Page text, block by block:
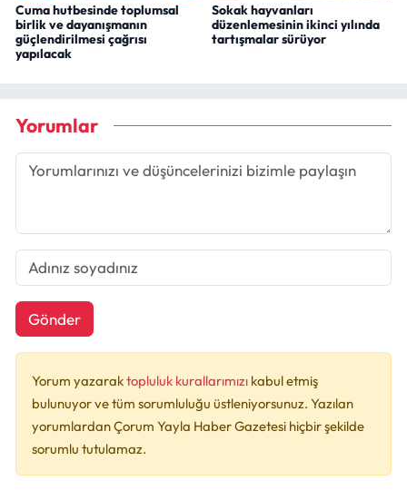
Cuma hutbesinde toplumsal
birlik ve dayanışmanın
güçlendirilmesi çağrısı
yapılacak
Sokak hayvanları
düzenlemesinin ikinci yılında
tartışmalar sürüyor
Yorumlar
Gönder
Yorum yazaraktopluluk kurallarımızı kabul etmiş
bulunuyor ve tüm sorumluluğu üstleniyorsunuz. Yazılan
yorumlardan Çorum Yayla Haber Gazetesi hiçbir şekilde
sorumlu tutulamaz.